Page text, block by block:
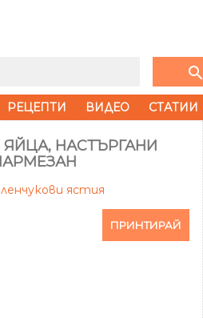
search
РЕЦЕПТИ ВИДЕО СТАТИИ
НАСТЪРГАНИ
ястия
ПРИНТИРАЙ